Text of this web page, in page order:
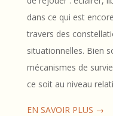
dans ce qui est
travers des
situationnelles. Bien
mécanismes de
ce soit au niveau
EN SAVOIR PLUS →